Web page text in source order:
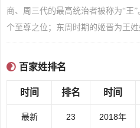
商、周三代的最高统治者被称为“王
个至尊之位；东周时期的姬晋为王姓
百家姓排名
时间 排名 时间
最新 23 2018年